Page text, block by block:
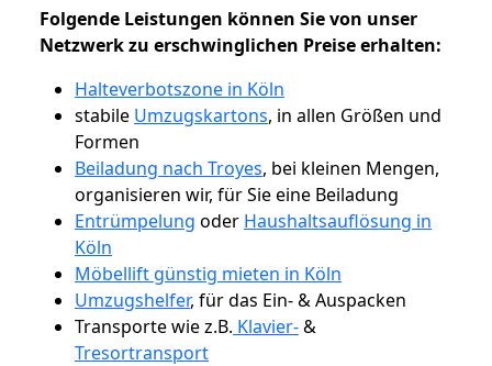
Folgende Leistungen können Sie von unser
Netzwerk zu erschwinglichen Preise erhalten:
Halteverbotszone in Köln
stabile Umzugskartons, in allen Größen und
Formen
Beiladung nach Troyes, bei kleinen Mengen,
organisieren wir, für Sie eine Beiladung
Entrümpelung oder Haushaltsauflösung in
Köln
Möbellift günstig mieten in Köln
Umzugshelfer, für das Ein- & Auspacken
Transporte wie z.B. Klavier-&
Tresortransport